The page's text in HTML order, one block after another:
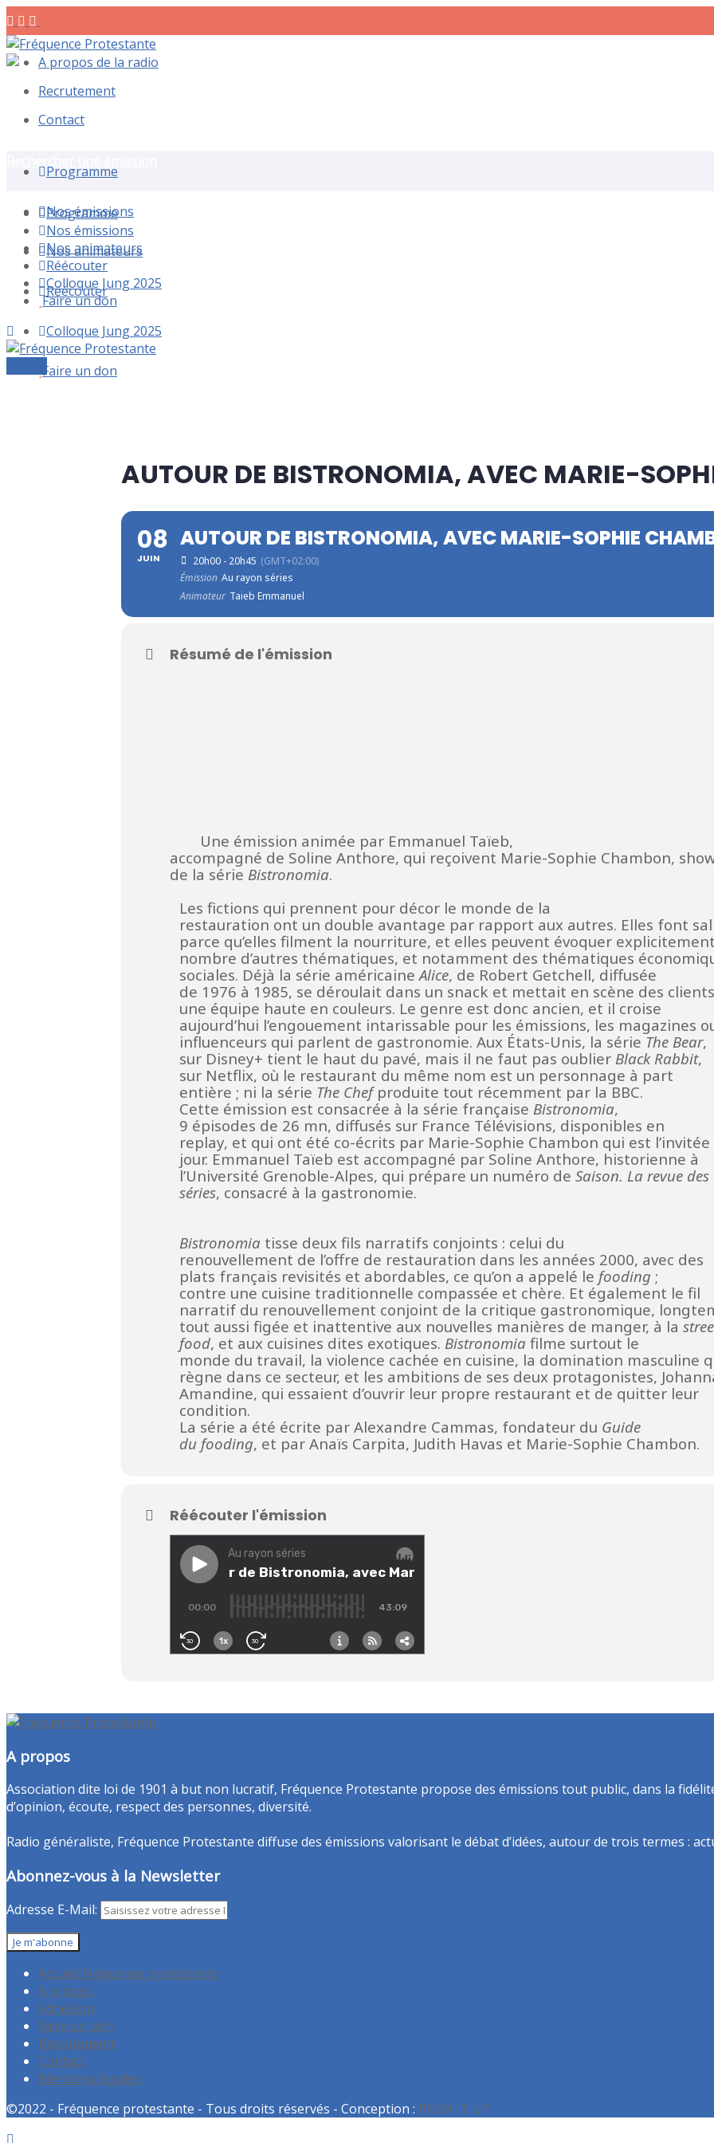
A propos de la radio
Recrutement
Contact
Programme
Nos émissions
Nos animateurs
Réécouter
Colloque Jung 2025
Faire un don
Programme
Nos émissions
Nos animateurs
Réécouter
Colloque Jung 2025
Faire un don
AUTOUR DE BISTRONOMIA, AVEC MARIE-
08
JUIN
AUTOUR DE BISTRONOMIA, AVEC MARIE-SOPHIE
20h00 - 20h45 (GMT+02:00)
Émission Au rayon séries
Animateur Taieb Emmanuel
Résumé de l'émission
Une émission animée par Emmanuel Taïeb,
accompagné de Soline Anthore, qui reçoivent Marie-Sophie Chambon,
de la série Bistronomia.
Les fictions qui prennent pour décor le monde de la
restauration ont un double avantage par rapport aux autres. Elles font
parce qu’elles filment la nourriture, et elles peuvent évoquer explicitement
nombre d’autres thématiques, et notamment des thématiques
sociales. Déjà la série américaineAlice, de Robert Getchell, diffusée
de 1976 à 1985, se déroulait dans un snack et mettait en scène des
une équipe haute en couleurs. Le genre est donc ancien, et il croise
aujourd’hui l’engouement intarissable pour les émissions, les magazines
influenceurs qui parlent de gastronomie. Aux États-Unis, la série The Bear,
sur Disney+ tient le haut du pavé, mais il ne faut pas oublier Black Rabbit,
sur Netflix, où le restaurant du même nom est un personnage à part
entière ; ni la série The Chefproduite tout récemment par la BBC.
Cette émission est consacrée à la série française Bistronomia,
9 épisodes de 26 mn, diffusés sur France Télévisions, disponibles en
replay, et qui ont été co-écrits par Marie-Sophie Chambon qui est l’invitée
jour. Emmanuel Taïeb est accompagné par Soline Anthore, historienne à
l’Université Grenoble-Alpes, qui prépare un numéro de Saison. La revue des
séries, consacré à la gastronomie.
Bistronomia tisse deux fils narratifs conjoints : celui du
renouvellement de l’offre de restauration dans les années 2000, avec des
plats français revisités et abordables, ce qu’on a appelé le fooding ;
contre une cuisine traditionnelle compassée et chère. Et également le fil
narratif du renouvellement conjoint de la critique gastronomique,
tout aussi figée et inattentive aux nouvelles manières de manger, à la
food, et aux cuisines dites exotiques. Bistronomia filme surtout le
monde du travail, la violence cachée en cuisine, la domination masculine
règne dans ce secteur, et les ambitions de ses deux protagonistes,
Amandine, qui essaient d’ouvrir leur propre restaurant et de quitter leur
condition.
La série a été écrite par Alexandre Cammas, fondateur du Guide
du fooding, et par Anaïs Carpita, Judith Havas et Marie-Sophie Chambon.
Réécouter l'émission
A propos
Association dite loi de 1901 à but non lucratif, Fréquence Protestante propose des émissions tout public, dans la
d’opinion, écoute, respect des personnes, diversité.
Radio généraliste, Fréquence Protestante diffuse des émissions valorisant le débat d’idées, autour de trois termes :
Abonnez-vous à la Newsletter
Adresse E-Mail:
Accueil Fréquence protestante
A propos
Adhésion
Faire un don
Recrutement
Contact
Mentions légales
©2022 - Fréquence protestante - Tous droits réservés - Conception : PUSH IT UP